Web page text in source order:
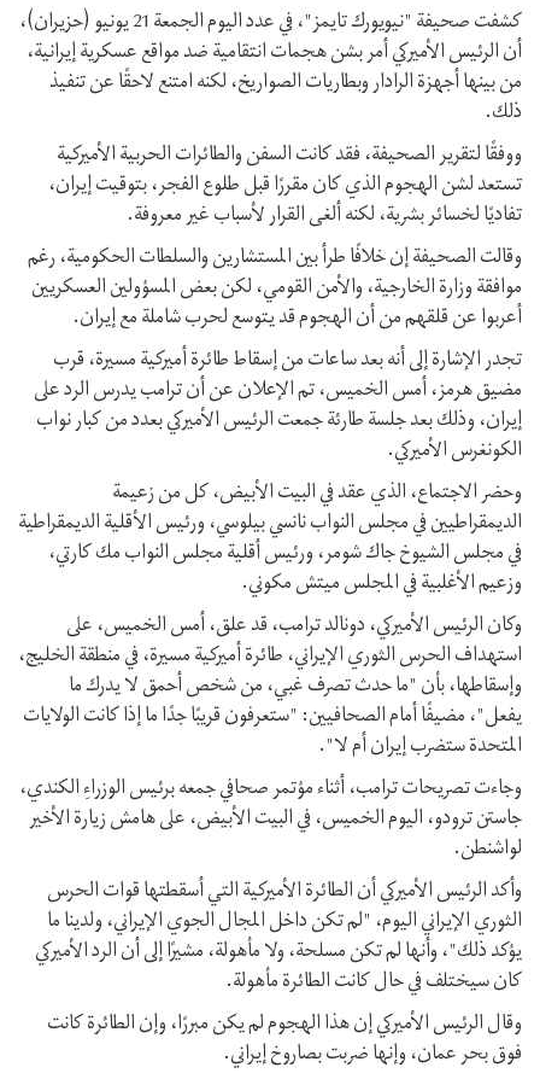
كشفت صحيفة "نيويورك تايمز"، في عدد اليوم الجمعة 21 يونيو (حزيران)،
أن الرئيس الأميركي أمر بشن هجمات انتقامية ضد مواقع عسكرية إيرانية،
من بينها أجهزة الرادار وبطاريات الصواريخ، لكنه امتنع لاحقًا عن تنفيذ
ذلك.
ووفقًا لتقرير الصحيفة، فقد كانت السفن والطائرات الحربية الأميركية
تستعد لشن الهجوم الذي كان مقررًا قبل طلوع الفجر، بتوقيت إيران،
تفاديًا لخسائر بشرية، لكنه ألغى القرار لأسباب غير معروفة.
وقالت الصحيفة إن خلافًا طرأ بين المستشارين والسلطات الحكومية، رغم
موافقة وزارة الخارجية، والأمن القومي، لكن بعض المسؤولين العسكريين
أعربوا عن قلقهم من أن الهجوم قد يتوسع لحرب شاملة مع إيران.
تجدر الإشارة إلى أنه بعد ساعات من إسقاط طائرة أميركية مسيرة، قرب
مضيق هرمز، أمس الخميس، تم الإعلان عن أن ترامب يدرس الرد على
إيران، وذلك بعد جلسة طارئة جمعت الرئيس الأميركي بعدد من كبار نواب
الكونغرس الأميركي.
وحضر الاجتماع، الذي عقد في البيت الأبيض، كل من زعيمة
الديمقراطيين في مجلس النواب نانسي بيلوسي، ورئيس الأقلية الديمقراطية
في مجلس الشيوخ جاك شومر، ورئيس أقلية مجلس النواب مك كارتي،
وزعيم الأغلبية في المجلس ميتش مكوني.
وكان الرئيس الأميركي، دونالد ترامب، قد علق، أمس الخميس، على
استهداف الحرس الثوري الإيراني، طائرة أميركية مسيرة، في منطقة الخليج،
وإسقاطها، بأن "ما حدث تصرف غبي، من شخص أحمق لا يدرك ما
يفعل"، مضيفًا أمام الصحافيين: "ستعرفون قريبًا جدًا ما إذا كانت الولايات
المتحدة ستضرب إيران أم لا".
وجاءت تصريحات ترامب، أثناء مؤتمر صحافي جمعه برئيس الوزراءِ الكندي،
جاستن ترودو، اليوم الخميس، في البيت الأبيض، على هامش زيارة الأخير
لواشنطن.
وأكد الرئيس الأميركي أن الطائرة الأميركية التي أسقطتها قوات الحرس
الثوري الإيراني اليوم، "لم تكن داخل المجال الجوي الإيراني، ولدينا ما
يؤكد ذلك"، وأنها لم تكن مسلحة، ولا مأهولة، مشيرًا إلى أن الرد الأميركي
كان سيختلف في حال كانت الطائرة مأهولة.
وقال الرئيس الأميركي إن هذا الهجوم لم يكن مبررًا، وإن الطائرة كانت
فوق بحر عمان، وإنها ضربت بصاروخ إيراني.